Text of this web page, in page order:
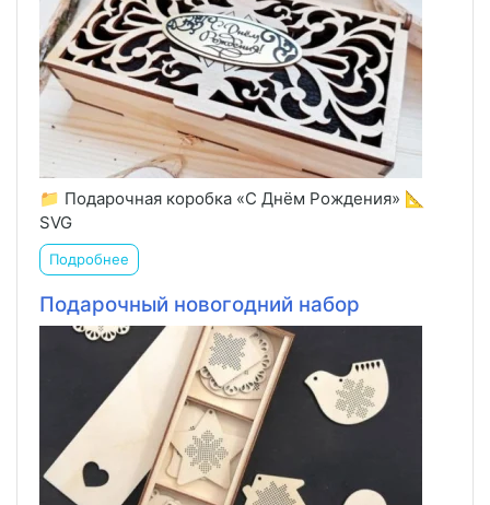
📁 Подарочная коробка «С Днём Рождения» 📐
SVG
Подробнее
Подарочный новогодний набор